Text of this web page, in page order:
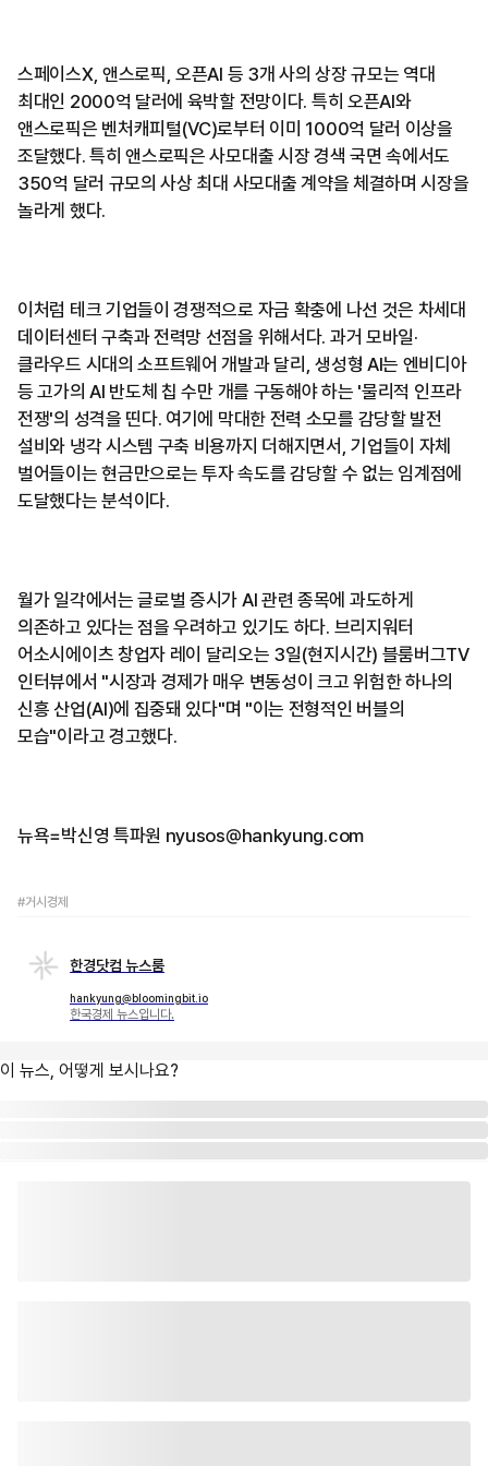
스페이스X, 앤스로픽, 오픈AI 등 3개 사의 상장 규모는 역대
최대인 2000억 달러에 육박할 전망이다. 특히 오픈AI와
앤스로픽은 벤처캐피털(VC)로부터 이미 1000억 달러 이상을
조달했다. 특히 앤스로픽은 사모대출 시장 경색 국면 속에서도
350억 달러 규모의 사상 최대 사모대출 계약을 체결하며 시장을
놀라게 했다.
이처럼 테크 기업들이 경쟁적으로 자금 확충에 나선 것은 차세대
데이터센터 구축과 전력망 선점을 위해서다. 과거 모바일·
클라우드 시대의 소프트웨어 개발과 달리, 생성형 AI는 엔비디아
등 고가의 AI 반도체 칩 수만 개를 구동해야 하는 '물리적 인프라
전쟁'의 성격을 띤다. 여기에 막대한 전력 소모를 감당할 발전
설비와 냉각 시스템 구축 비용까지 더해지면서, 기업들이 자체
벌어들이는 현금만으로는 투자 속도를 감당할 수 없는 임계점에
도달했다는 분석이다.
월가 일각에서는 글로벌 증시가 AI 관련 종목에 과도하게
의존하고 있다는 점을 우려하고 있기도 하다. 브리지워터
어소시에이츠 창업자 레이 달리오는 3일(현지시간) 블룸버그TV
인터뷰에서 "시장과 경제가 매우 변동성이 크고 위험한 하나의
신흥 산업(AI)에 집중돼 있다"며 "이는 전형적인 버블의
모습"이라고 경고했다.
뉴욕=박신영 특파원 nyusos@hankyung.com
#거시경제
한경닷컴 뉴스룸
hankyung@bloomingbit.io
한국경제 뉴스입니다.
이 뉴스, 어떻게 보시나요?